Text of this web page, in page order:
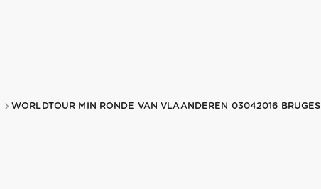
WORLDTOUR MIN RONDE VAN VLAANDEREN 03042016 BRUGES